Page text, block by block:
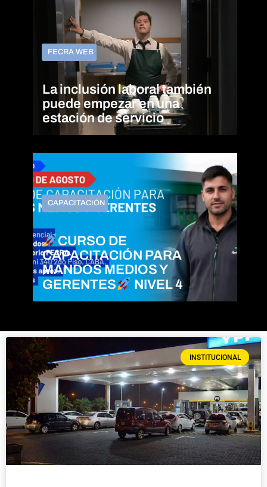
FECRA WEB
La inclusión laboral también
puede empezar en una
estación de servicio
CAPACITACIÓN
CURSO DE
CAPACITACIÓN PARA
MANDOS MEDIOS Y
GERENTES
NIVEL 4
INSTITUCIONAL